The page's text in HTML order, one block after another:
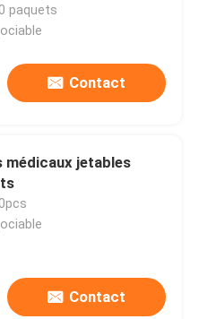
générales
paquets
Contact
médicaux jetables
Contact